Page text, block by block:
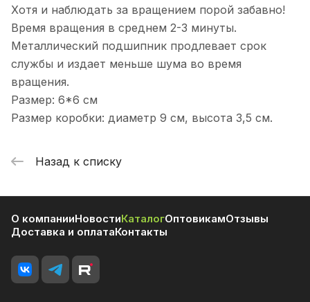
Хотя и наблюдать за вращением порой забавно!
Время вращения в среднем 2-3 минуты.
Металлический подшипник продлевает срок
службы и издает меньше шума во время
вращения.
Размер: 6*6 см
Размер коробки: диаметр 9 см, высота 3,5 см.
Назад к списку
О компанииНовостиКаталогОптовикамОтзывы
Доставка и оплатаКонтакты